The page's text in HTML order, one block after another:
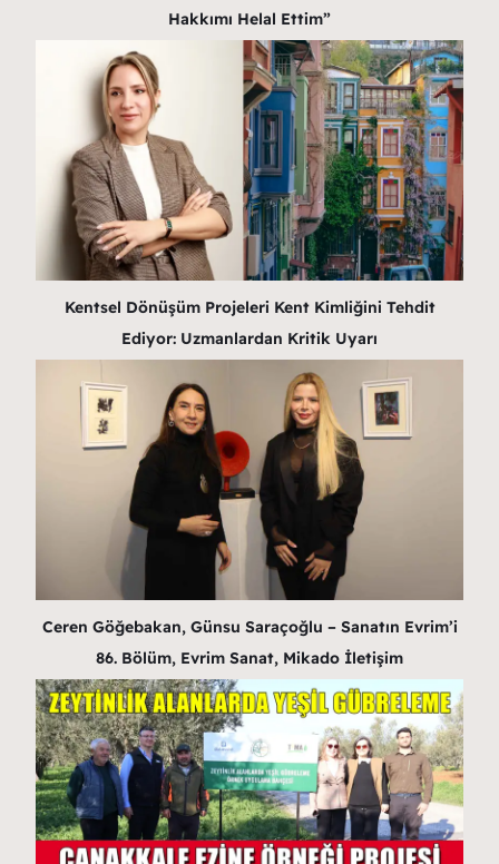
Hakkımı Helal Ettim”
Kentsel Dönüşüm Projeleri Kent Kimliğini Tehdit
Ediyor: Uzmanlardan Kritik Uyarı
Ceren Göğebakan, Günsu Saraçoğlu – Sanatın Evrim’i
86. Bölüm, Evrim Sanat, Mikado İletişim